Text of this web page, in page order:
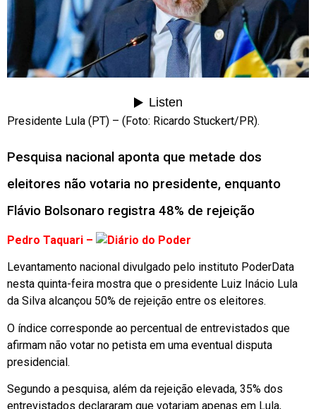
Presidente Lula (PT) – (Foto: Ricardo Stuckert/PR).
Pesquisa nacional aponta que metade dos
eleitores não votaria no presidente, enquanto
Flávio Bolsonaro registra 48% de rejeição
Pedro Taquari –
Levantamento nacional divulgado pelo instituto PoderData
nesta quinta-feira mostra que o presidente Luiz Inácio Lula
da Silva alcançou 50% de rejeição entre os eleitores.
O índice corresponde ao percentual de entrevistados que
afirmam não votar no petista em uma eventual disputa
presidencial.
Segundo a pesquisa, além da rejeição elevada, 35% dos
entrevistados declararam que votariam apenas em Lula,